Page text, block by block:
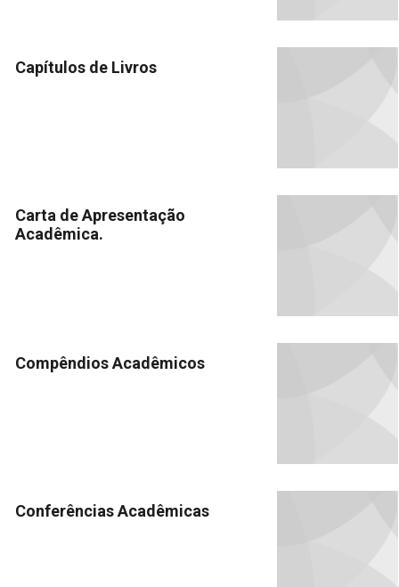
Capítulos de Livros
Carta de Apresentação
Acadêmica.
Compêndios Acadêmicos
Conferências Acadêmicas